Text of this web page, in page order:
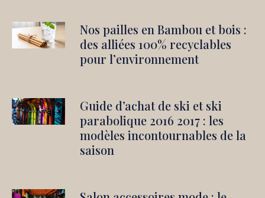
Nos pailles en Bambou et bois :
des alliées 100% recyclables
pour l’environnement
Guide d’achat de ski et ski
parabolique 2016 2017 : les
modèles incontournables de la
saison